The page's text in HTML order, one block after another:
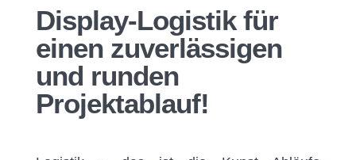
Display-Logistik für
einen zuverlässigen
und runden
Projektablauf!